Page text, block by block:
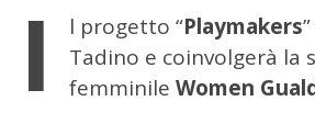
I l progetto “Playmakers
Tadino e coinvolgerà la
femminile Women